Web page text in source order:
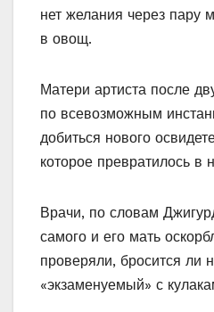
нет желания через пару
в овощ.
Матери артиста после
по всевозможным
добиться нового
которое превратилось в
Врачи, по словам
самого и его мать
проверяли, бросится ли
«экзаменуемый» с